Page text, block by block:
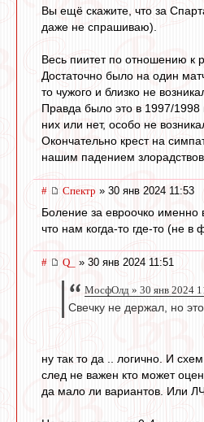
Вы ещё скажите, что за
даже не спрашиваю).
Весь пиитет по отношению к
Достаточно было на один
то чужого и близко не
Правда было это в 1997/1998
них или нет, особо не
Окончательно крест на
нашим падением
# Спектр » 30 янв 2024 11:53
Боление за евроочко именно
что нам когда-то где-то (не в
# Q_ » 30 янв 2024 11:51
МосфОлд » 30 янв 2024
Свечку не держал, но
ну так то да .. логично. И
след не важен кто может
да мало ли вариантов. Или ЛЧ